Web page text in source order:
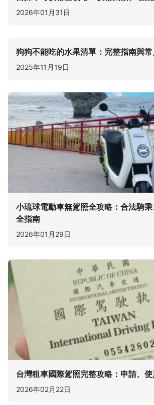
2026年01月31日
狗狗不能吃的水果清單：完整指南與
2025年11月19日
小琉球電動車無駕照全攻略：合法騎
全指南
2026年01月29日
台灣租車國際駕照完整攻略：申請、
2026年02月22日